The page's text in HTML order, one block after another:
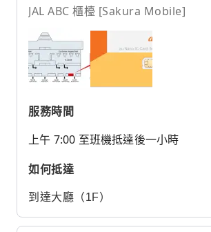
JAL ABC 櫃檯 [Sakura Mobile]
服務時間
上午 7:00 至班機抵達後一小時
如何抵達
到達大廳（1F）